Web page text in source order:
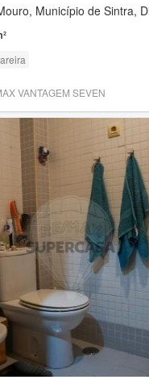
Município de Sintra,
VANTAGEM SEVEN